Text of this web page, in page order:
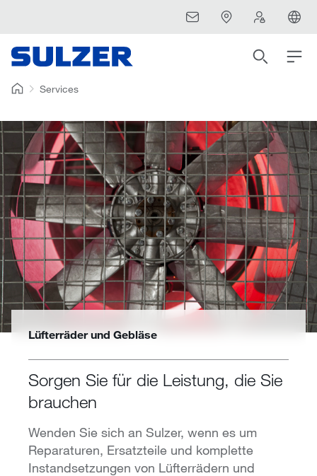
Services
Lüfterräder und Gebläse
Sorgen Sie für die Leistung, die Sie
brauchen
Wenden Sie sich an Sulzer, wenn es um
Reparaturen, Ersatzteile und komplette
Instandsetzungen von Lüfterrädern und